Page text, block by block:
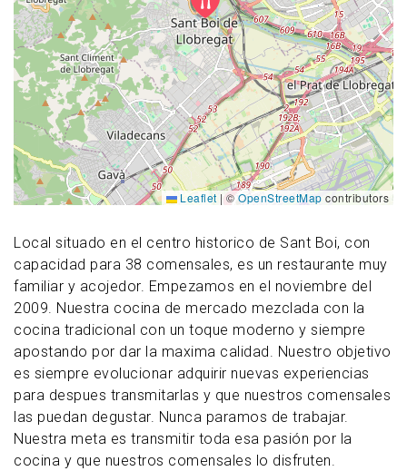
Local situado en el centro historico de Sant Boi, con
capacidad para 38 comensales, es un restaurante muy
familiar y acojedor. Empezamos en el noviembre del
2009. Nuestra cocina de mercado mezclada con la
cocina tradicional con un toque moderno y siempre
apostando por dar la maxima calidad. Nuestro objetivo
es siempre evolucionar adquirir nuevas experiencias
para despues transmitarlas y que nuestros comensales
las puedan degustar. Nunca paramos de trabajar.
Nuestra meta es transmitir toda esa pasión por la
cocina y que nuestros comensales lo disfruten.
Leaflet |©OpenStreetMap contributors